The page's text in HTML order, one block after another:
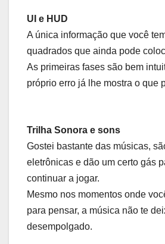
UI e HUD
A única informação que você
quadrados que ainda pode
As primeiras fases são bem
próprio erro já lhe mostra o que
Trilha Sonora e sons
Gostei bastante das músicas,
eletrônicas e dão um certo gás
continuar a jogar.
Mesmo nos momentos onde
para pensar, a música não te
desempolgado.